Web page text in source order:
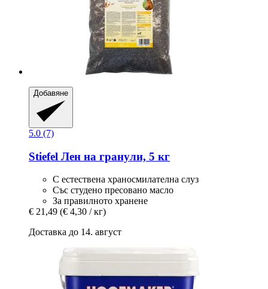
Добавяне
5.0 (7)
Stiefel Лен на гранули, 5 кг
С естествена храносмилателна слуз
Със студено пресовано масло
За правилното хранене
€ 21,49 (€ 4,30 / кг)
Доставка до 14. август